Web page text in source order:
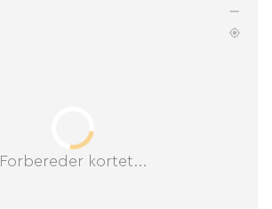
Forbereder kortet...